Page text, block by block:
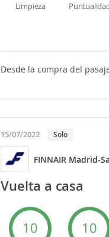
Limpieza
Desde la compra del
15/07/2022 Solo
FINNAIR Madrid-
Vuelta a casa
10 10